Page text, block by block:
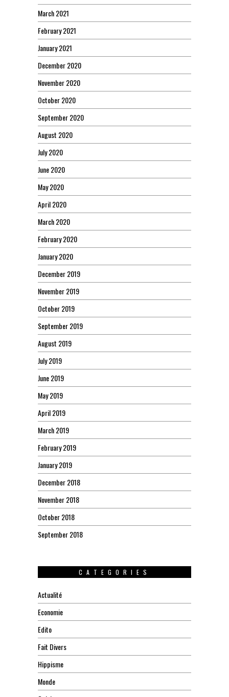
March 2021
February 2021
January 2021
December 2020
November 2020
October 2020
September 2020
August 2020
July 2020
June 2020
May 2020
April 2020
March 2020
February 2020
January 2020
December 2019
November 2019
October 2019
September 2019
August 2019
July 2019
June 2019
May 2019
April 2019
March 2019
February 2019
January 2019
December 2018
November 2018
October 2018
September 2018
CATEGORIES
Actualité
Economie
Edito
Fait Divers
Hippisme
Monde